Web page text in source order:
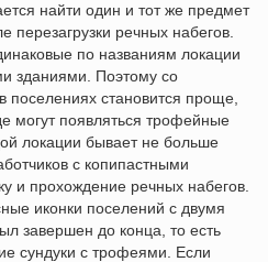
найти один и тот же предмет
речных набегов.
по названиям локации
зданиями. Поэтому со
поселениях становится проще,
могут появляться трофейные
локации бывает не больше
с копипастными
и прохождение речных набегов.
иконки поселений с двумя
завершен до конца, то есть
сундуки с трофеями. Если